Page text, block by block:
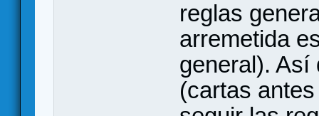
reglas
arremetida
general). Así
(cartas